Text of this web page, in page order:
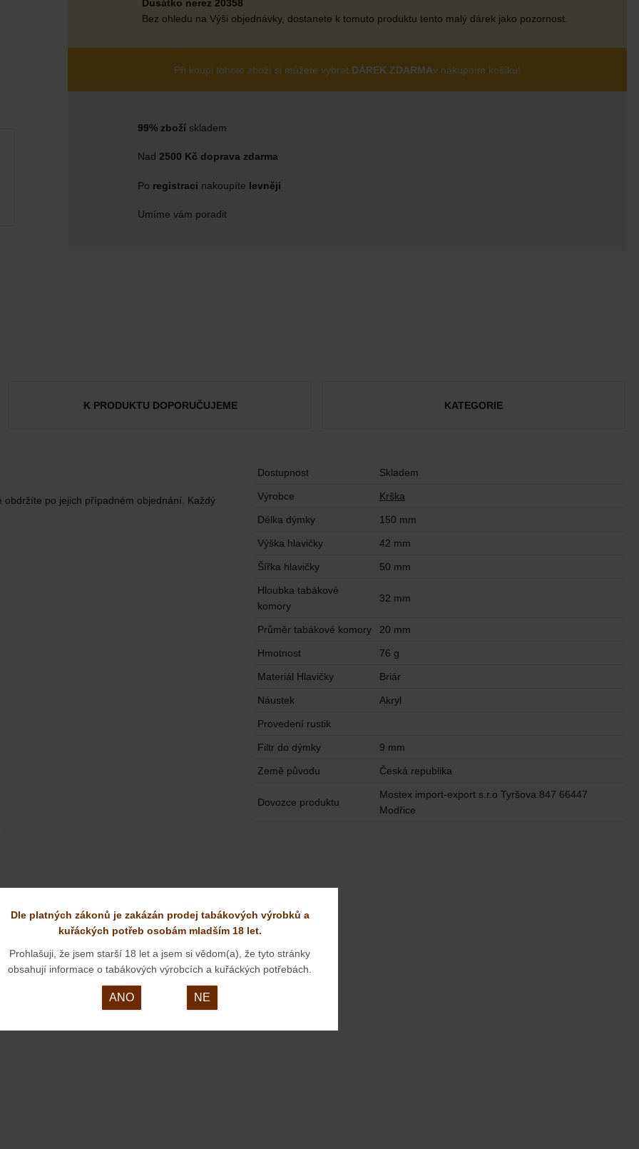
Dusátko nerez 20358
Bez ohledu na Výši objednávky, dostanete k tomuto produktu tento malý dárek jako pozornost.
Při koupi tohoto zboží si můžete vybrat DÁREK ZDARMAv nákupním košíku!
99% zbožískladem
Nad 2500 Kč doprava zdarma
Po registraci nakoupíte levněji
Umíme vám poradit
K PRODUKTU DOPORUČUJEME KATEGORIE
po jejich případném objednání. Každý
Dostupnost Skladem
Výrobce Krška
Délka dýmky 150 mm
Výška hlavičky 42 mm
Šířka hlavičky 50 mm
Hloubka tabákové
komory
32 mm
Průměr tabákové komory 20 mm
Hmotnost 76 g
Materiál Hlavičky Briár
Náustek Akryl
Provedení rustik
Filtr do dýmky 9 mm
Země původu Česká republika
Dovozce produktu
Mostex import-export s.r.o Tyršova 847 66447
Modřice
Dle platných zákonů je zakázán prodej tabákových výrobků a
kuřáckých potřeb osobám mladším 18 let.
Prohlašuji, že jsem starší 18 let a jsem si vědom(a), že tyto stránky
obsahují informace o tabákových výrobcích a kuřáckých potřebách.
ANO NE